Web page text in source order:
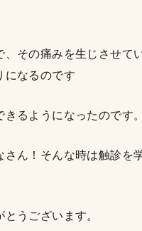
その痛みを生じさせて
になるのです
きるようになったのです
ん！そんな時は触診を
うございます。